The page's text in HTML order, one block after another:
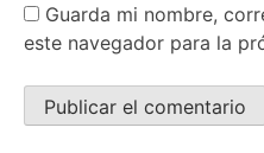
Guarda mi nombre,
este navegador para la